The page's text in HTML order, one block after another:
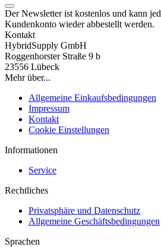
Der Newsletter ist kostenlos und kann
Kundenkonto wieder abbestellt werden.
Kontakt
HybridSupply GmbH
Roggenhorster Straße 9 b
23556 Lübeck
Mehr über...
Allgemeine Einkaufsbedingungen
Impressum
Kontakt
Cookie Einstellungen
Informationen
Service
Rechtliches
Privatsphäre und Datenschutz
Allgemeine Geschäftsbedingungen
Sprachen